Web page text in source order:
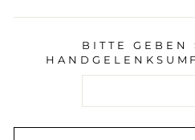
BITTE GEBEN